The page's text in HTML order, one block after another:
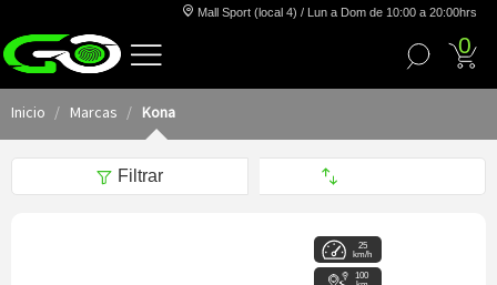
Mall Sport (local 4) / Lun a Dom de 10:00 a 20:00hrs
0
Inicio Marcas Kona
Filtrar
25
km/h
100